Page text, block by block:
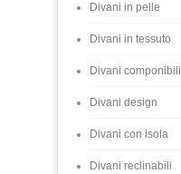
Divani in pelle
Divani in tessuto
Divani componibili
Divani design
Divani con isola
Divani reclinabili